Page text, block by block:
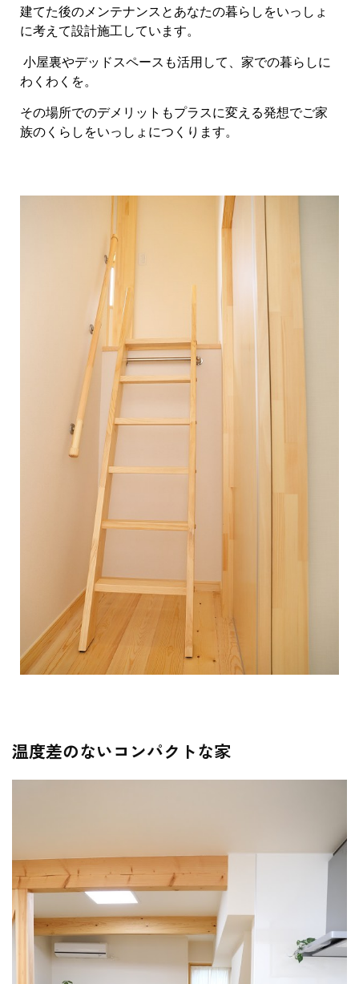
建てた後のメンテナンスとあなたの暮らしをいっしょ
に考えて設計施工しています。
小屋裏やデッドスペースも活用して、家での暮らしに
わくわくを。
その場所でのデメリットもプラスに変える発想でご家
族のくらしをいっしょにつくります。
温度差のないコンパクトな家